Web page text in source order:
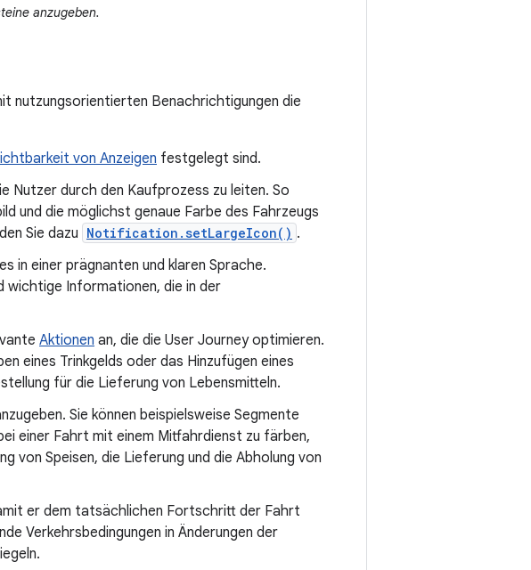
anzugeben.
nutzungsorientierten Benachrichtigungen die
von Anzeigen festgelegt sind.
Nutzer durch den Kaufprozess zu leiten. So
und die möglichst genaue Farbe des Fahrzeugs
Sie dazu Notification.setLargeIcon() .
in einer prägnanten und klaren Sprache.
wichtige Informationen, die in der
Aktionen an, die die User Journey optimieren.
eines Trinkgelds oder das Hinzufügen eines
für die Lieferung von Lebensmitteln.
Sie können beispielsweise Segmente
einer Fahrt mit einem Mitfahrdienst zu färben,
von Speisen, die Lieferung und die Abholung von
er dem tatsächlichen Fortschritt der Fahrt
Verkehrsbedingungen in Änderungen der